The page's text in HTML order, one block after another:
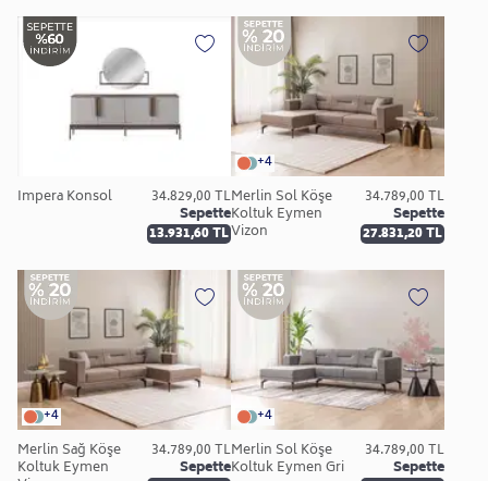
İmpera Konsol 34.829,00 TL
Sepette
13.931,60 TL
+4
Merlin Sol Köşe
Koltuk Eymen
Vizon
34.789,00 TL
Sepette
27.831,20 TL
+4
Merlin Sağ Köşe
Koltuk Eymen
34.789,00 TL
Sepette
+4
Merlin Sol Köşe
Koltuk Eymen Gri
34.789,00 TL
Sepette